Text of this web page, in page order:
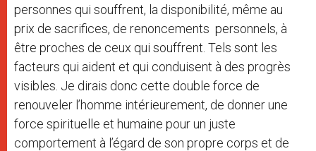
personnes qui souffrent, la disponibilité, même au
prix de sacrifices, de renoncements personnels, à
être proches de ceux qui souffrent. Tels sont les
facteurs qui aident et qui conduisent à des progrès
visibles. Je dirais donc cette double force de
renouveler l’homme intérieurement, de donner une
force spirituelle et humaine pour un juste
comportement à l’égard de son propre corps et de